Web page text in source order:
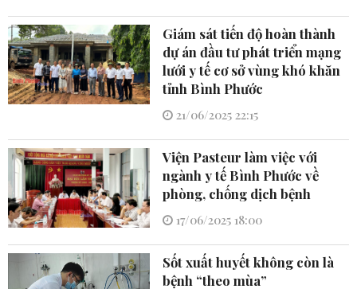
Giám sát tiến độ hoàn thành
dự án đầu tư phát triển mạng
lưới y tế cơ sở vùng khó khăn
tỉnh Bình Phước
21/06/2025 22:15
Viện Pasteur làm việc với
ngành y tế Bình Phước về
phòng, chống dịch bệnh
17/06/2025 18:00
Sốt xuất huyết không còn là
bệnh “theo mùa”